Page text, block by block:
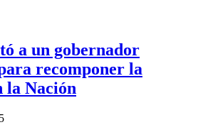
a un gobernador
recomponer la
la Nación